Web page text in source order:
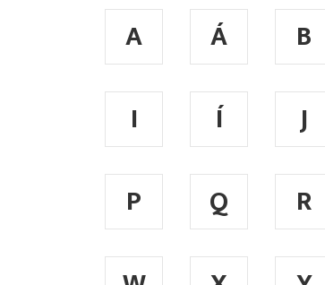
A Á B
I
Í J
P
Q R